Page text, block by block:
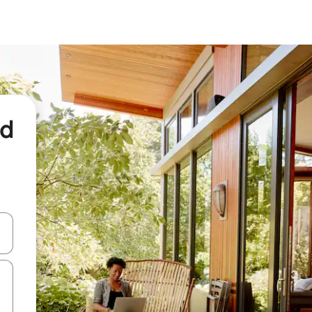
keuze met je de pijltjestoetsen omhoog en omlaag, óf door te